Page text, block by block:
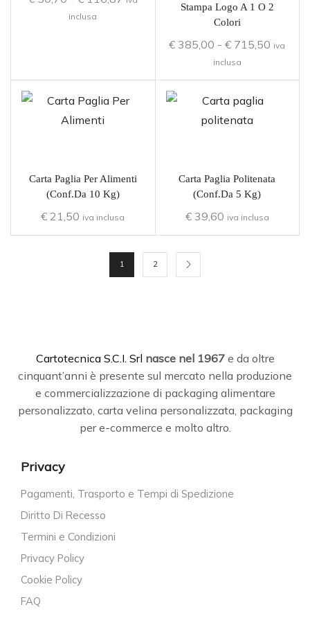
inclusa
Stampa Logo A 1 O 2
Colori
€ 385,00 - € 715,50 iva
inclusa
Carta Paglia Per Alimenti
(conf.da 10 Kg)
€ 21,50 iva inclusa
Carta Paglia Politenata
(conf.da 5 Kg)
€39,60 iva inclusa
1 2
Cartotecnica S.C.I. Srl nasce nel 1967e da oltre
cinquant’anni è presente sul mercato nella produzione
e commercializzazione di packaging alimentare
personalizzato, carta velina personalizzata, packaging
per e-commerce e molto altro.
Privacy
Pagamenti, Trasporto e Tempi di Spedizione
Diritto Di Recesso
Termini e Condizioni
Privacy Policy
Cookie Policy
FAQ